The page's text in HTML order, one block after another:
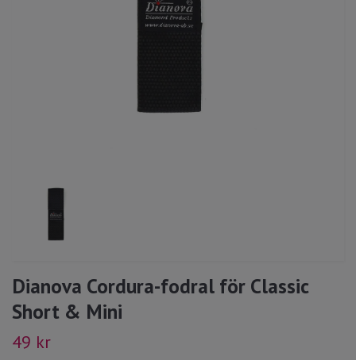
Dianova Cordura-fodral för Classic
Short & Mini
49 kr